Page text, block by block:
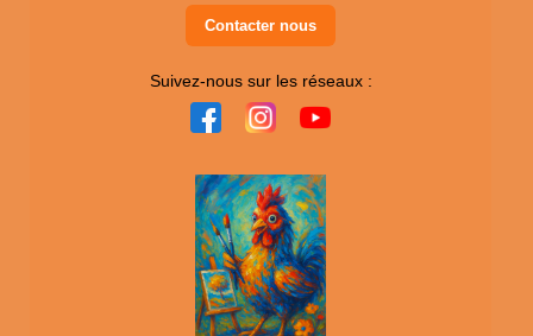
Contacter nous
Suivez-nous sur les réseaux :